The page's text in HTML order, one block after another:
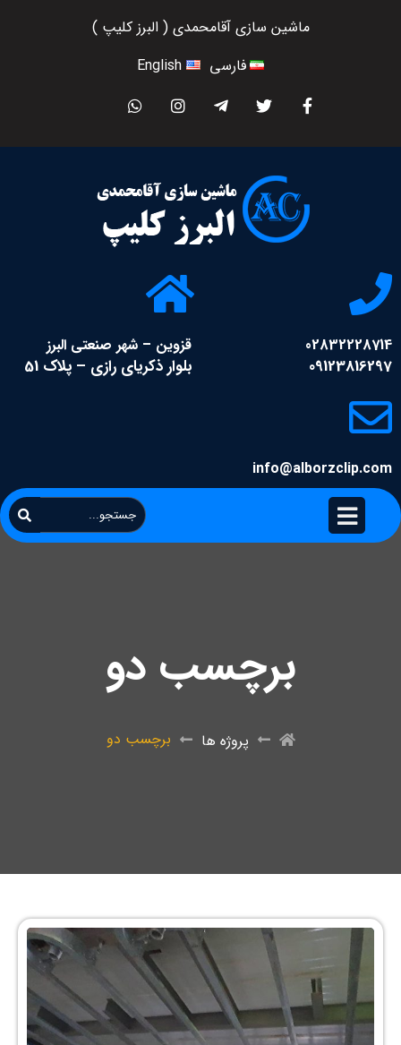
ماشين سازي آقامحمدي ( البرز کلیپ )
فارسی
English
02832228714
09123816297
قزوین – شهر صنعتی البرز
بلوار ذکریای رازی – پلاک 51
info@alborzclip.com
برچسب دو
پروژه ها برچسب دو